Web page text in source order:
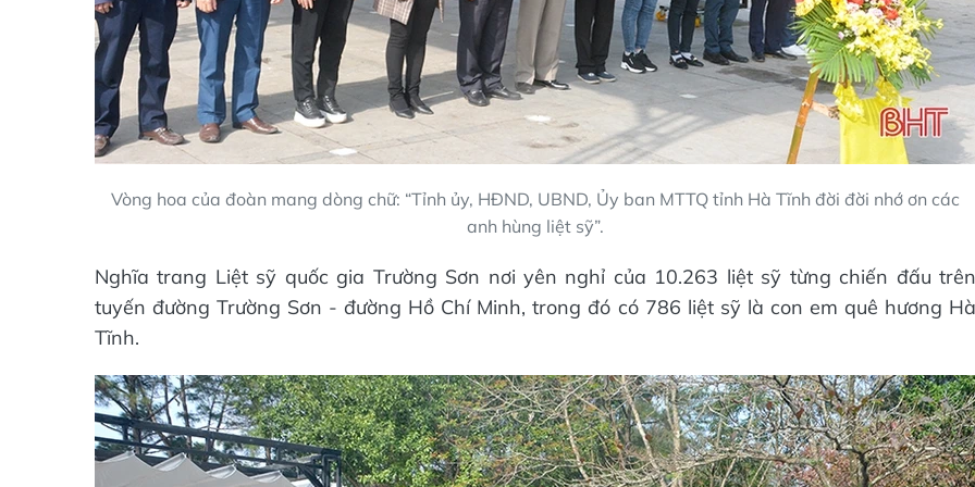
Vòng hoa của đoàn mang dòng chữ: “Tỉnh ủy, HĐND, UBND, Ủy ban MTTQ tỉnh Hà Tĩnh đời đời nhớ ơn các
anh hùng liệt sỹ”.
Nghĩa trang Liệt sỹ quốc gia Trường Sơn nơi yên nghỉ của 10.263 liệt sỹ từng chiến đấu trên
tuyến đường Trường Sơn - đường Hồ Chí Minh, trong đó có 786 liệt sỹ là con em quê hương Hà
Tĩnh.